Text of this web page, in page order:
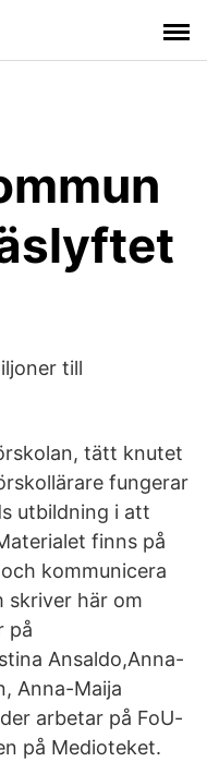
till
tätt knutet
fungerar
utbildning i att
finns på
kommunicera
skriver här om
på
Ansaldo,Anna-
Anna-Maija
arbetar på FoU-
på Medioteket.